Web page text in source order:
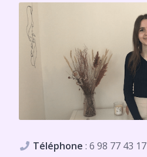
Téléphone : 6 98 77 43 17